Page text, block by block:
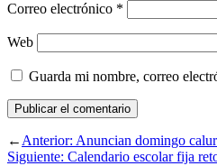
Correo electrónico *
Web
Guarda mi nombre, correo
←Anterior: Anuncian domingo
Siguiente: Calendario escolar fija